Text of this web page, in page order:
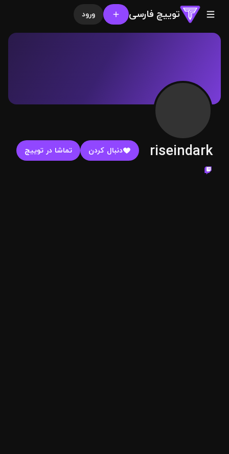
توییچ فارسی ورود
riseindark دنبال کردن تماشا در توییچ